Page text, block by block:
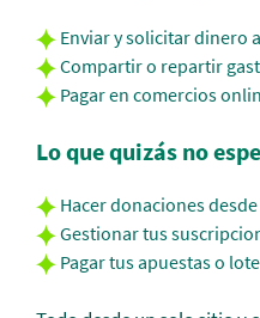
Enviar y solicitar dinero
Compartir o repartir
Pagar en comercios
Lo que quizás no
Hacer donaciones
Gestionar tus
Pagar tus apuestas o